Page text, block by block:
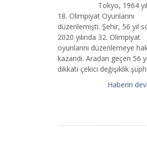
Tokyo, 1964
18. Olimpiyat Oyunlarını
düzenlemişti. Şehir, 56 yıl
2020 yılında 32. Olimpiyat
oyunlarını düzenlemeye
kazandı. Aradan geçen 56
dikkati çekici değişiklik
Haberin